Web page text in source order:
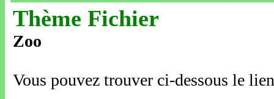
Thème Fichier
Zoo
Vous pouvez trouver ci-dessous le